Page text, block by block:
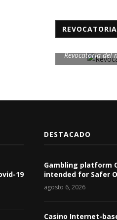
REVOCATORIA
Revocatoria del
19
DESTACADO
Gambling platform
intended for Safer
agosto 6, 2026
Casino Internet-